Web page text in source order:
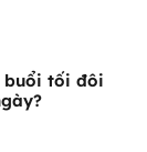
buổi tối đôi